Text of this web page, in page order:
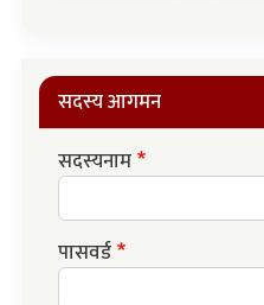
सदस्य आगमन
सदस्यनाम
पासवर्ड